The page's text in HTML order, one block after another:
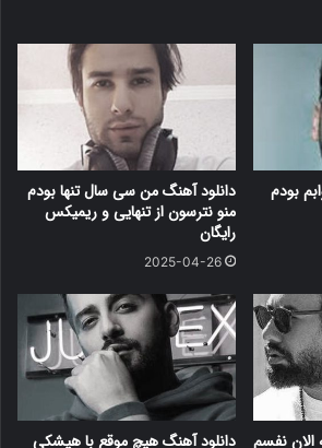
بودم
دانلود آهنگ من سی سال تنها بودم
منو نترسون از تنهایی و ریمیکس
رایگان
2025-04-26
الان نفسم
دانلود آهنگ هیچ موقع با هیشکی